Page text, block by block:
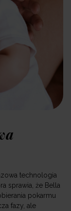
technologia
sprawia, że Bella
pokarmu
fazy, ale